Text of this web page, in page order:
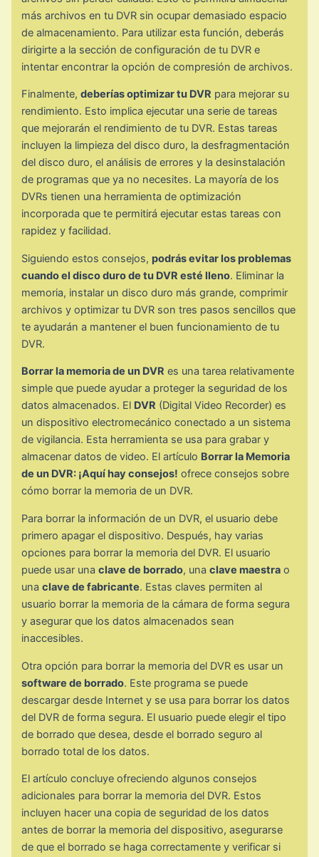
más archivos en tu DVR sin ocupar demasiado espacio
de almacenamiento. Para utilizar esta función, deberás
dirigirte a la sección de configuración de tu DVR e
intentar encontrar la opción de compresión de archivos.
Finalmente,deberías optimizar tu DVR para mejorar su
rendimiento. Esto implica ejecutar una serie de tareas
que mejorarán el rendimiento de tu DVR. Estas tareas
incluyen la limpieza del disco duro, la desfragmentación
del disco duro, el análisis de errores y la desinstalación
de programas que ya no necesites. La mayoría de los
DVRs tienen una herramienta de optimización
incorporada que te permitirá ejecutar estas tareas con
rapidez y facilidad.
Siguiendo estos consejos, podrás evitar los problemas
cuando el disco duro de tu DVR esté lleno. Eliminar la
memoria, instalar un disco duro más grande, comprimir
archivos y optimizar tu DVR son tres pasos sencillos que
te ayudarán a mantener el buen funcionamiento de tu
DVR.
Borrar la memoria de un DVR es una tarea relativamente
simple que puede ayudar a proteger la seguridad de los
datos almacenados. El DVR (Digital Video Recorder) es
un dispositivo electromecánico conectado a un sistema
de vigilancia. Esta herramienta se usa para grabar y
almacenar datos de video. El artículo Borrar la Memoria
de un DVR: ¡Aquí hay consejos! ofrece consejos sobre
cómo borrar la memoria de un DVR.
Para borrar la información de un DVR, el usuario debe
primero apagar el dispositivo. Después, hay varias
opciones para borrar la memoria del DVR. El usuario
puede usar unaclave de borrado, unaclave maestra o
unaclave de fabricante. Estas claves permiten al
usuario borrar la memoria de la cámara de forma segura
y asegurar que los datos almacenados sean
inaccesibles.
Otra opción para borrar la memoria del DVR es usar un
software de borrado. Este programa se puede
descargar desde Internet y se usa para borrar los datos
del DVR de forma segura. El usuario puede elegir el tipo
de borrado que desea, desde el borrado seguro al
borrado total de los datos.
El artículo concluye ofreciendo algunos consejos
adicionales para borrar la memoria del DVR. Estos
incluyen hacer una copia de seguridad de los datos
antes de borrar la memoria del dispositivo, asegurarse
de que el borrado se haga correctamente y verificar si